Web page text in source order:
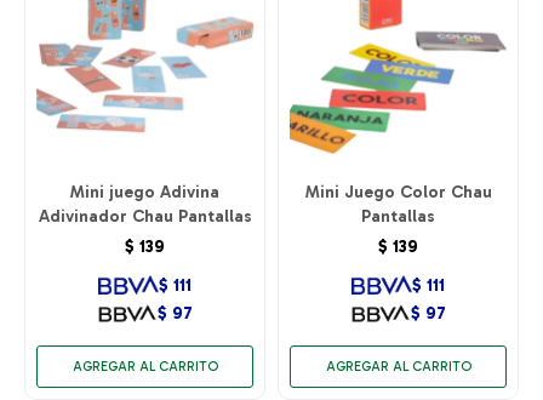
Mini juego Adivina
Adivinador Chau Pantallas
$ 139
$ 97
$ 111
Mini Juego Color Chau
Pantallas
$ 139
$ 97
$ 111